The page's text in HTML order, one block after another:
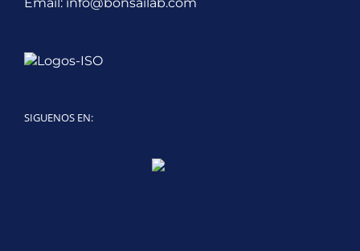
SIGUENOS EN:
LinkedInYouTube